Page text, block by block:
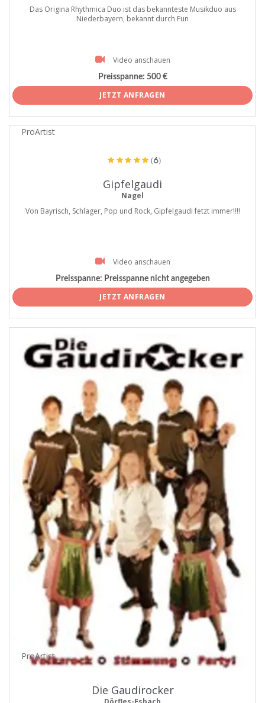
Das Origina Rhythmica Duo ist das bekannteste Musikduo aus
Niederbayern, bekannt durch Fun
Video anschauen
Preisspanne: 500 €
JETZT ANFRAGEN
ProArtist
(6)
Gipfelgaudi
Nagel
Von Bayrisch, Schlager, Pop und Rock, Gipfelgaudi fetzt immer!!!!
Video anschauen
Preisspanne: Preisspanne nicht angegeben
JETZT ANFRAGEN
ProArtist
Die Gaudirocker